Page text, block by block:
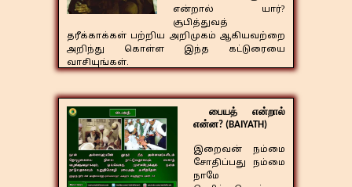
என்றால் யார்?
சூபித்துவத்
தரீக்காக்கள் பற்றிய அறிமுகம் ஆகியவற்றை
அறிந்து கொள்ள இந்த கட்டுரையை
வாசியுங்கள்.
பையத் என்றால்
என்ன? (BAIYATH)
​இறைவன் நம்மை
சோதிப்பது நம்மை
நாமே